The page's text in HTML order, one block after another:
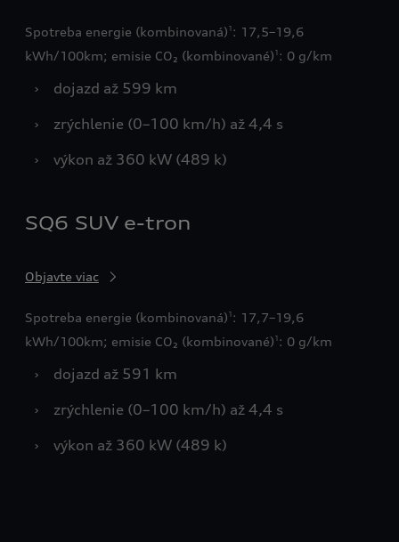
Spotreba energie (kombinovaná) 1 : 17,5–19,6
kWh/100km; emisie CO₂ (kombinované) 1 : 0 g/km
›
dojazd až 599 km
›
zrýchlenie (0–100 km/h) až 4,4 s
›
výkon až 360 kW (489 k)
SQ6 SUV e-tron
Objavte viac
Spotreba energie (kombinovaná) 1 : 17,7–19,6
kWh/100km; emisie CO₂ (kombinované) 1 : 0 g/km
›
dojazd až 591 km
›
zrýchlenie (0–100 km/h) až 4,4 s
›
výkon až 360 kW (489 k)